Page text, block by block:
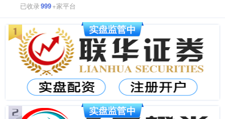
已收录999+家平台